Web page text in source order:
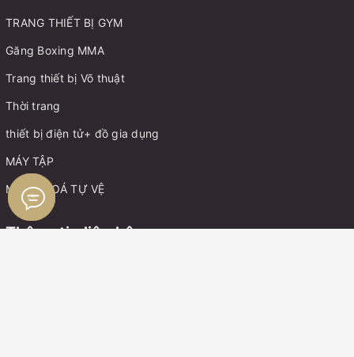
TRANG THIẾT BỊ GYM
Găng Boxing MMA
Trang thiết bị Võ thuật
Thời trang
thiết bị điện tử+ đồ gia dụng
MÁY TẬP
MÓC KHOÁ TỰ VỆ
Thông tin liên hệ